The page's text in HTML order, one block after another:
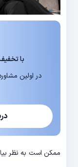
با
ممکن است به نظر